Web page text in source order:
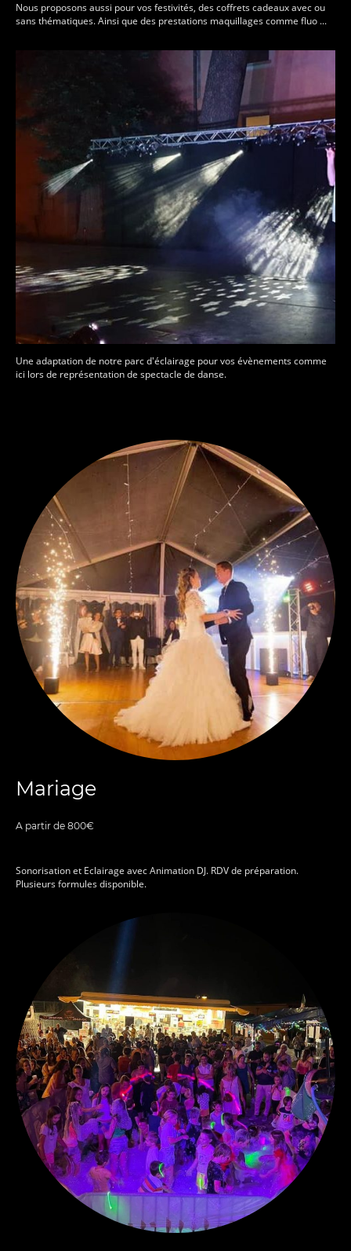
Nous proposons aussi pour vos festivités, des coffrets cadeaux avec ou
sans thématiques. Ainsi que des prestations maquillages comme fluo ...
Une adaptation de notre parc d'éclairage pour vos évènements comme
ici lors de représentation de spectacle de danse.
Mariage
A partir de 800€
Sonorisation et Eclairage avec Animation DJ. RDV de préparation.
Plusieurs formules disponible.